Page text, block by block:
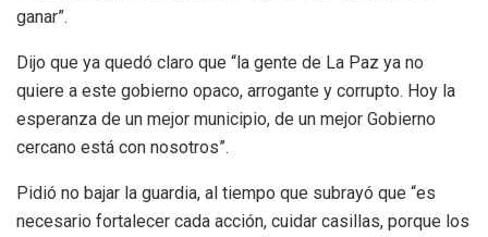
ganar”.
Dijo que ya quedó claro que “la gente de La Paz ya no
quiere a este gobierno opaco, arrogante y corrupto. Hoy la
esperanza de un mejor municipio, de un mejor Gobierno
cercano está con nosotros”.
Pidió no bajar la guardia, al tiempo que subrayó que “es
necesario fortalecer cada acción, cuidar casillas, porque los